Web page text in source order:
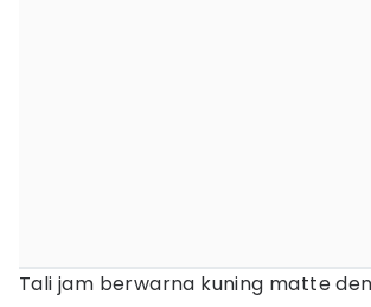
Tali jam berwarna kuning matte